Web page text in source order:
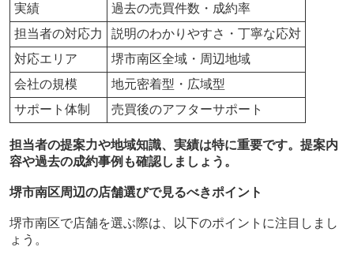
実績
過去の売買件数・成約率
担当者の対応力
説明のわかりやすさ・丁寧な応対
対応エリア
堺市南区全域・周辺地域
会社の規模
地元密着型・広域型
サポート体制
売買後のアフターサポート
担当者の提案力や地域知識、実績は特に重要です。提案内
容や過去の成約事例も確認しましょう。
堺市南区周辺の店舗選びで見るべきポイント
堺市南区で店舗を選ぶ際は、以下のポイントに注目しまし
ょう。